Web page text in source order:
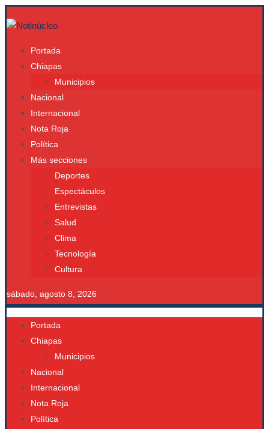
Portada
Chiapas
Municipios
Nacional
Internacional
Nota Roja
Política
Más secciones
Deportes
Espectáculos
Entrevistas
Salud
Clima
Tecnología
Cultura
sábado, agosto 8, 2026
Portada
Chiapas
Municipios
Nacional
Internacional
Nota Roja
Política